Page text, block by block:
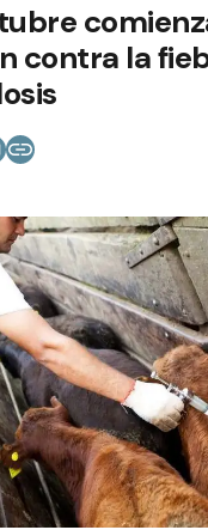
contra la